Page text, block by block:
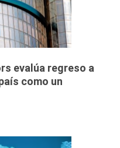
evalúa regreso a
como un